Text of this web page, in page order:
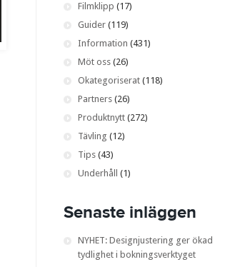
Filmklipp (17)
Guider (119)
Information (431)
Möt oss (26)
Okategoriserat (118)
Partners (26)
Produktnytt (272)
Tävling (12)
Tips (43)
Underhåll
(1)
Senaste inläggen
NYHET: Designjustering ger ökad
tydlighet i bokningsverktyget